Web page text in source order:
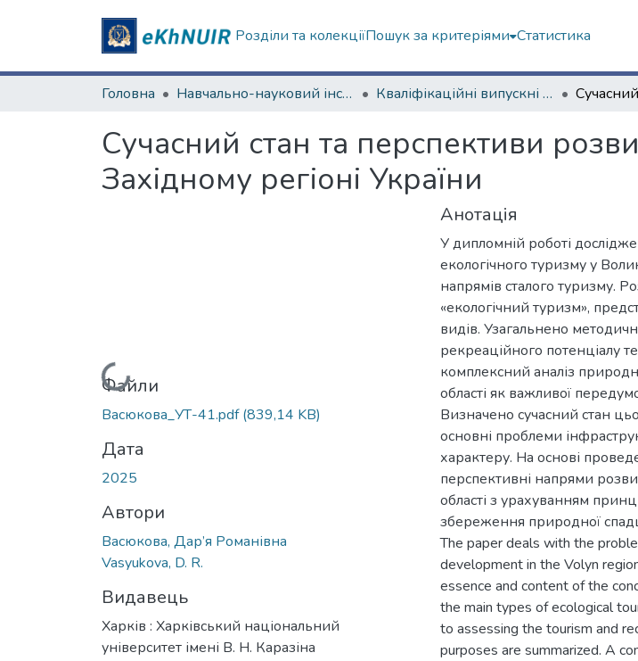
Розділи та колекціїПошук за критеріями Статистика
Головна Навчально-науковий інститут "Каразінський інститут міжнародних відносин та туристичного бізнесу" Кваліфікаційні випускні роботи бакалаврів. Навчально-науковий інститут "Каразінський інститут міжнародних відносин та туристичного бізнесу"
Сучасний стан та перспективи
Західному регіоні України
Вантажиться...
Файли
Васюкова_УТ-41.pdf(839,14 KB)
Дата
2025
Автори
Васюкова, Дар’я Романівна
Vasyukova, D. R.
Видавець
Харків : Харківський національний
університет імені В. Н. Каразіна
Анотація
У дипломній роботі
екологічного туризму у
напрямів сталого туризму.
«екологічний туризм»,
видів. Узагальнено
рекреаційного потенціалу
комплексний аналіз
області як важливої
Визначено сучасний стан
основні проблеми
характеру. На основі
перспективні напрями
області з урахуванням
збереження природної
The paper deals with the
development in the Volyn
essence and content of the
the main types of ecological
to assessing the tourism and
purposes are summarized. A